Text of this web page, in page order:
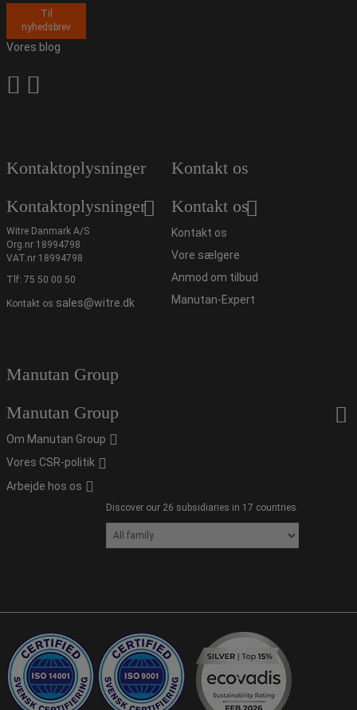
Til
nyhedsbrev
Vores blog
Kontaktoplysninger
Kontaktoplysninger
Witre Danmark A/S
Org.nr 18994798
VAT.nr 18994798
Tlf: 75 50 00 50
Kontakt os sales@witre.dk
Kontakt os
Kontakt os
Kontakt os
Vore sælgere
Anmod om tilbud
Manutan-Expert
Manutan Group
Manutan Group
Om Manutan Group
Vores CSR-politik
Arbejde hos os
Discover our 26 subsidiaries in 17 countries.